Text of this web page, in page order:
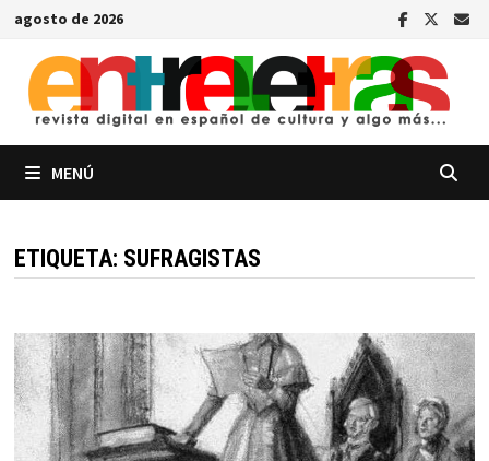
Saltar
contenido
agosto de 2026
MENÚ
ETIQUETA: SUFRAGISTAS